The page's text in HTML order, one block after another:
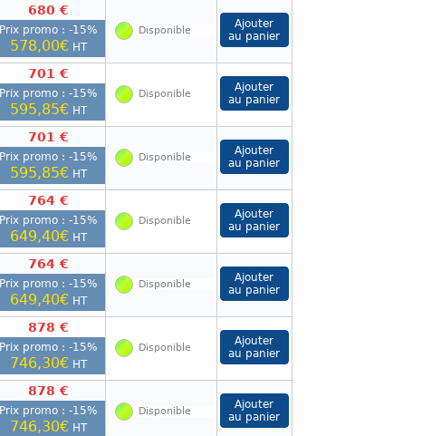
680 €
Prix promo : -15%
578,00€ HT
Disponible
701 €
Prix promo : -15%
595,85€ HT
Disponible
701 €
Prix promo : -15%
595,85€ HT
Disponible
764 €
Prix promo : -15%
649,40€ HT
Disponible
764 €
Prix promo : -15%
649,40€ HT
Disponible
878 €
Prix promo : -15%
746,30€ HT
Disponible
878 €
Prix promo : -15%
746,30€ HT
Disponible